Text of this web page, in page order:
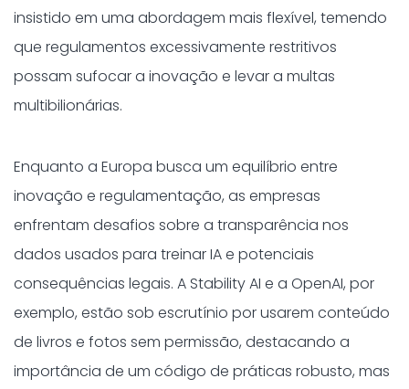
insistido em uma abordagem mais flexível, temendo
que regulamentos excessivamente restritivos
possam sufocar a inovação e levar a multas
multibilionárias.
Enquanto a Europa busca um equilíbrio entre
inovação e regulamentação, as empresas
enfrentam desafios sobre a transparência nos
dados usados para treinar IA e potenciais
consequências legais. A Stability AI e a OpenAI, por
exemplo, estão sob escrutínio por usarem conteúdo
de livros e fotos sem permissão, destacando a
importância de um código de práticas robusto, mas